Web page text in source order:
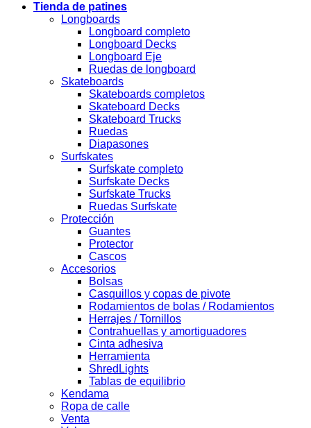
Tienda de patines
Longboards
Longboard completo
Longboard Decks
Longboard Eje
Ruedas de longboard
Skateboards
Skateboards completos
Skateboard Decks
Skateboard Trucks
Ruedas
Diapasones
Surfskates
Surfskate completo
Surfskate Decks
Surfskate Trucks
Ruedas Surfskate
Protección
Guantes
Protector
Cascos
Accesorios
Bolsas
Casquillos y copas de pivote
Rodamientos de bolas / Rodamientos
Herrajes / Tornillos
Contrahuellas y amortiguadores
Cinta adhesiva
Herramienta
ShredLights
Tablas de equilibrio
Kendama
Ropa de calle
Venta